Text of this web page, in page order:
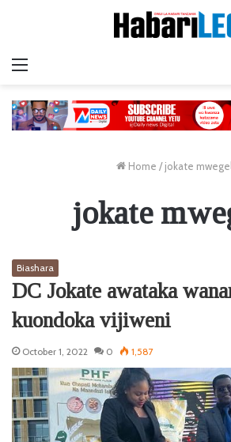
Home / jokate
jokate
Biashara
DC Jokate awataka
kuondoka vijiweni
October 1, 2022 0 1,587